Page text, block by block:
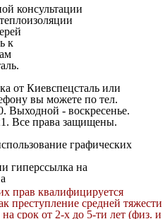
консультации
к
от Киевспецсталь или
вы можете по тел.
Выходной - воскресенье.
Все права защищены.
графических
гиперссылка на
прав квалифицируется
преступление средней тяжести
срок от 2-х до 5-ти лет (физ. и